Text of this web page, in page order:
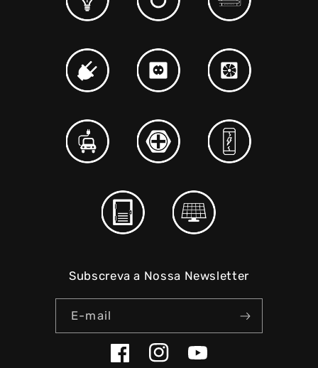
Subscreva a Nossa Newsletter
E-mail
FacebookInstagramYouTube